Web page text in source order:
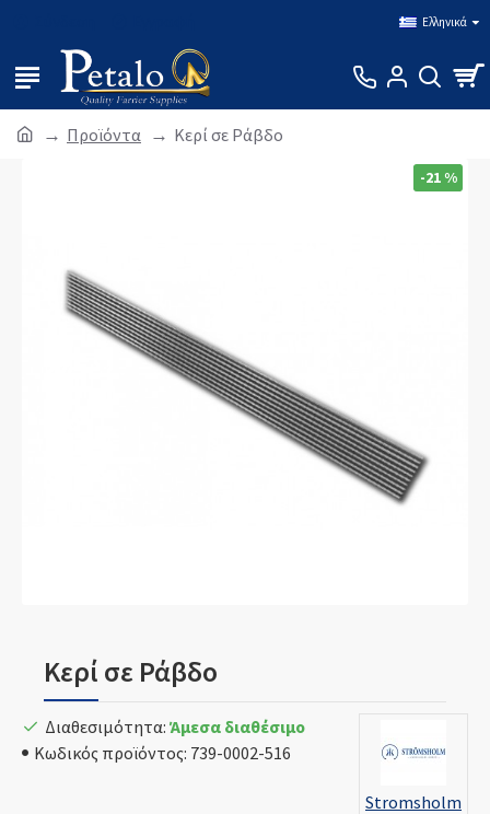
Ελληνικά
Προϊόντα Κερί σε Ράβδο
-21 %
Κερί σε Ράβδο
Διαθεσιμότητα: Άμεσα διαθέσιμο
Κωδικός προϊόντος: 739-0002-516
Stromsholm